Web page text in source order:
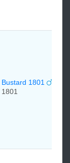
Bustard 1801
1801